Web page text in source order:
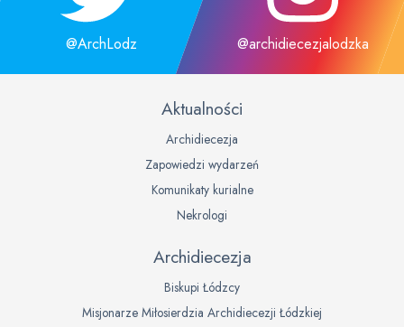
@ArchLodz @archidiecezjalodzka
Aktualności
Archidiecezja
Zapowiedzi wydarzeń
Komunikaty kurialne
Nekrologi
Archidiecezja
Biskupi Łódzcy
Misjonarze Miłosierdzia Archidiecezji Łódzkiej